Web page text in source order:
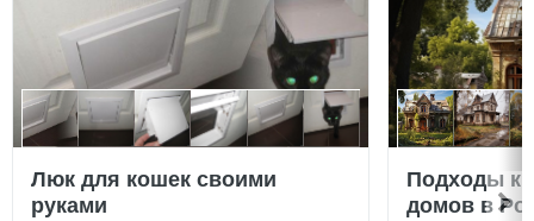
Люк для кошек своими
руками
Подходы к
домов в